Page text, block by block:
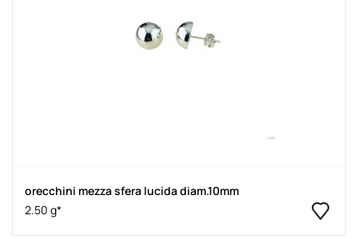
orecchini mezza sfera lucida diam.10mm
2.50 g*